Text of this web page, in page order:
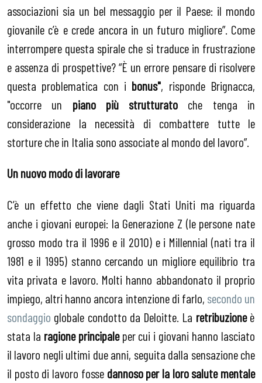
associazioni sia un bel messaggio per il Paese: il mondo
giovanile c’è e crede ancora in un futuro migliore”. Come
interrompere questa spirale che si traduce in frustrazione
e assenza di prospettive? “È un errore pensare di risolvere
questa problematica con i bonus", risponde Brignacca,
"occorre un piano più strutturato che tenga in
considerazione la necessità di combattere tutte le
storture che in Italia sono associate al mondo del lavoro”.
Un nuovo modo di lavorare
C’è un effetto che viene dagli Stati Uniti ma riguarda
anche i giovani europei: la Generazione Z (le persone nate
grosso modo tra il 1996 e il 2010) e i Millennial (nati tra il
1981 e il 1995) stanno cercando un migliore equilibrio tra
vita privata e lavoro. Molti hanno abbandonato il proprio
impiego, altri hanno ancora intenzione di farlo, secondo un
sondaggio globale condotto da Deloitte. La retribuzioneè
stata la ragione principaleper cui i giovani hanno lasciato
il lavoro negli ultimi due anni, seguita dalla sensazione che
il posto di lavoro fosse dannoso per la loro salute mentale